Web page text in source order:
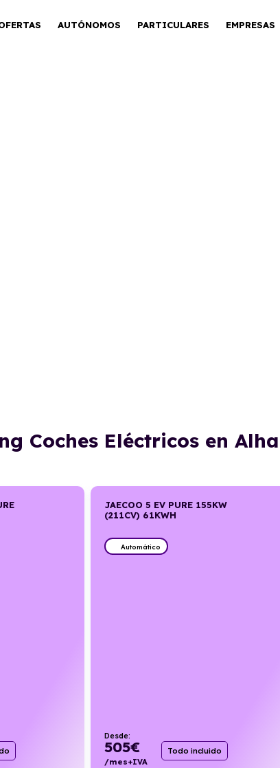
AUTÓNOMOS PARTICULARES EMPRESAS
Coches Eléctricos en
JAECOO 5 EV PURE 155KW
(211CV) 61KWH
Automático
Desde:
505€
/mes+IVA
Todo incluido